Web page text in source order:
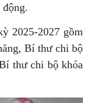
2025-2027 gồm
Bí thư chi bộ
thư chi bộ khóa